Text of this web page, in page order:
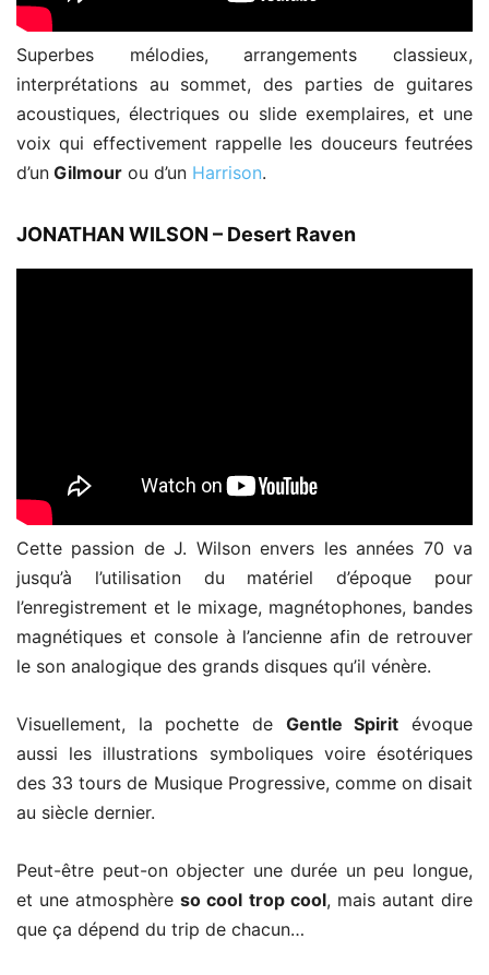
Superbes mélodies, arrangements classieux,
interprétations au sommet, des parties de guitares
acoustiques, électriques ou slide exemplaires, et une
voix qui effectivement rappelle les douceurs feutrées
d’un Gilmour ou d’un Harrison.
JONATHAN WILSON – Desert Raven
Cette passion de J. Wilson envers les années 70 va
jusqu’à l’utilisation du matériel d’époque pour
l’enregistrement et le mixage, magnétophones, bandes
magnétiques et console à l’ancienne afin de retrouver
le son analogique des grands disques qu’il vénère.
Visuellement, la pochette de Gentle Spirit évoque
aussi les illustrations symboliques voire ésotériques
des 33 tours de Musique Progressive, comme on disait
au siècle dernier.
Peut-être peut-on objecter une durée un peu longue,
et une atmosphèreso cool trop cool, mais autant dire
que ça dépend du trip de chacun…